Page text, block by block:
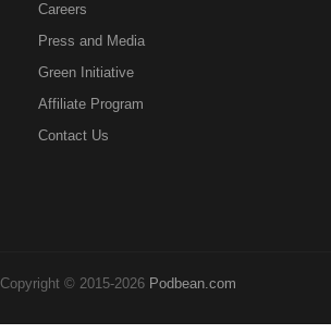
Careers
Press and Media
Green Initiative
Affiliate Program
Contact Us
Copyright © 2015-2026 Podbean.com